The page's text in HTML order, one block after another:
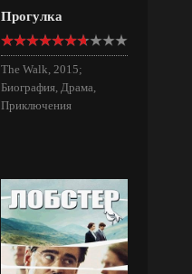
Прогулка
The Walk, 2015;
Биография, Драма,
Приключения